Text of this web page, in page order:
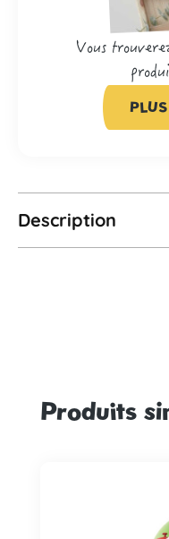
Vous
Description
Ignorer la galerie
Produits